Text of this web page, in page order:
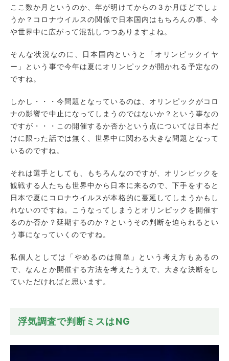
ここ数か月というのか、年が明けてからの３か月ほどでしょ
うか？コロナウイルスの関係で日本国内はもちろんの事、今
や世界中に広がって混乱しつつありますよね。
そんな状況なのに、日本国内というと「オリンピックイヤ
ー」という事で今年は夏にオリンピックが開かれる予定なの
ですね。
しかし・・・今問題となっているのは、オリンピックがコロ
ナの影響で中止になってしまうのではないか？という事なの
ですが・・・この開催するか否かという点については日本だ
けに限った話では無く、世界中に関わる大きな問題となって
いるのですね。
それは選手としても、もちろんなのですが、オリンピックを
観戦する人たちも世界中から日本に来るので、下手をすると
日本で夏にコロナウイルスが本格的に蔓延してしまうかもし
れないのですね。こうなってしまうとオリンピックを開催す
るのか否か？延期するのか？というその判断を迫られるとい
う事になっていくのですね。
私個人としては「やめるのは簡単」という考え方もあるの
で、なんとか開催する方法を考えたうえで、大きな決断をし
ていただければと思います。
浮気調査で判断ミスはNG